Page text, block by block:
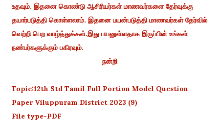
உதவும். இதனை கொண்டு ஆசிரியர்கள் மாணவர்களை தேர்வுக்கு
தயார்படுத்தி கொள்ளலாம். இதனை பயன்படுத்தி மாணவர்கள் தேர்வில்
வெற்றி பெற வாழ்த்துக்கள்.இது பயனுள்ளதாக இருப்பின் உங்கள்
நண்பர்களுக்கும் பகிரவும்.
நன்றி
Topic:12th Std Tamil Full Portion Model Question
Paper Viluppuram District 2023 (9)
File type-PDF